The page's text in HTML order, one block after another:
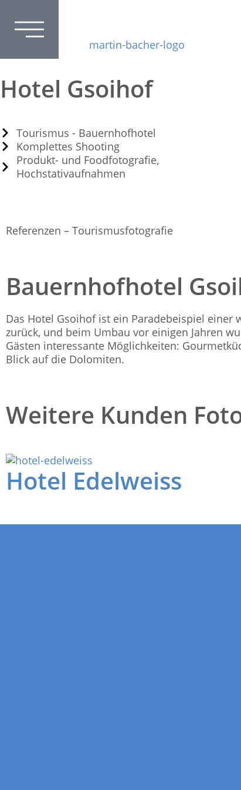
Hotel Gsoihof
Tourismus - Bauernhofhotel
Komplettes Shooting
Produkt- und Foodfotografie,
Hochstativaufnahmen
Referenzen – Tourismusfotografie
Bauernhofhotel
Das Hotel Gsoihof ist ein Paradebeispiel
zurück, und beim Umbau vor einigen Jahren
Gästen interessante Möglichkeiten:
Blick auf die Dolomiten.
Weitere Kunden
Hotel Edelweiss